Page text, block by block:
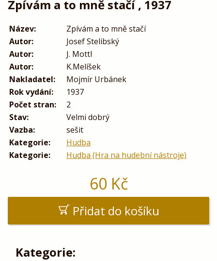
Zpívám a to mně stačí , 1937
Název:
Zpívám a to mně stačí
Autor:
Josef Stelibský
Autor:
J. Mottl
Autor:
K.Melíšek
Nakladatel:
Mojmír Urbánek
Rok vydání:
1937
Počet stran:
2
Stav:
Velmi dobrý
Vazba:
sešit
Kategorie:
Hudba
Kategorie:
Hudba (Hra na hudební nástroje)
60 Kč
Přidat do košíku
Kategorie: